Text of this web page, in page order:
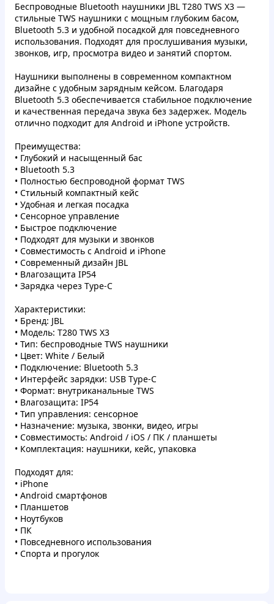
Беспроводные Bluetooth наушники JBL T280 TWS X3 —
стильные TWS наушники с мощным глубоким басом,
Bluetooth 5.3 и удобной посадкой для повседневного
использования. Подходят для прослушивания музыки,
звонков, игр, просмотра видео и занятий спортом.
Наушники выполнены в современном компактном
дизайне с удобным зарядным кейсом. Благодаря
Bluetooth 5.3 обеспечивается стабильное подключение
и качественная передача звука без задержек. Модель
отлично подходит для Android и iPhone устройств.
Преимущества:
• Глубокий и насыщенный бас
• Bluetooth 5.3
• Полностью беспроводной формат TWS
• Стильный компактный кейс
• Удобная и легкая посадка
• Сенсорное управление
• Быстрое подключение
• Подходят для музыки и звонков
• Совместимость с Android и iPhone
• Современный дизайн JBL
• Влагозащита IP54
• Зарядка через Type-C
Характеристики:
• Бренд: JBL
• Модель: T280 TWS X3
• Тип: беспроводные TWS наушники
• Цвет: White / Белый
• Подключение: Bluetooth 5.3
• Интерфейс зарядки: USB Type-C
• Формат: внутриканальные TWS
• Влагозащита: IP54
• Тип управления: сенсорное
• Назначение: музыка, звонки, видео, игры
• Совместимость: Android / iOS / ПК / планшеты
• Комплектация: наушники, кейс, упаковка
Подходят для:
• iPhone
• Android смартфонов
• Планшетов
• Ноутбуков
• ПК
• Повседневного использования
• Спорта и прогулок